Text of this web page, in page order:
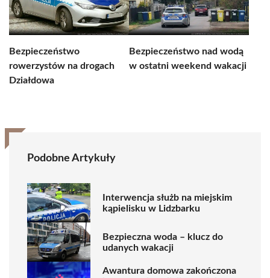
Bezpieczeństwo
rowerzystów na drogach
Działdowa
Bezpieczeństwo nad wodą
w ostatni weekend wakacji
Podobne Artykuły
Interwencja służb na miejskim
kąpielisku w Lidzbarku
Bezpieczna woda – klucz do
udanych wakacji
Awantura domowa zakończona